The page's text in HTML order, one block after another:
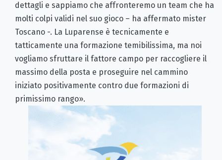
dettagli e sappiamo che affronteremo un team che ha
molti colpi validi nel suo gioco – ha affermato mister
Toscano -. La Luparense è tecnicamente e
tatticamente una formazione temibilissima, ma noi
vogliamo sfruttare il fattore campo per raccogliere il
massimo della posta e proseguire nel cammino
iniziato positivamente contro due formazioni di
primissimo rango».